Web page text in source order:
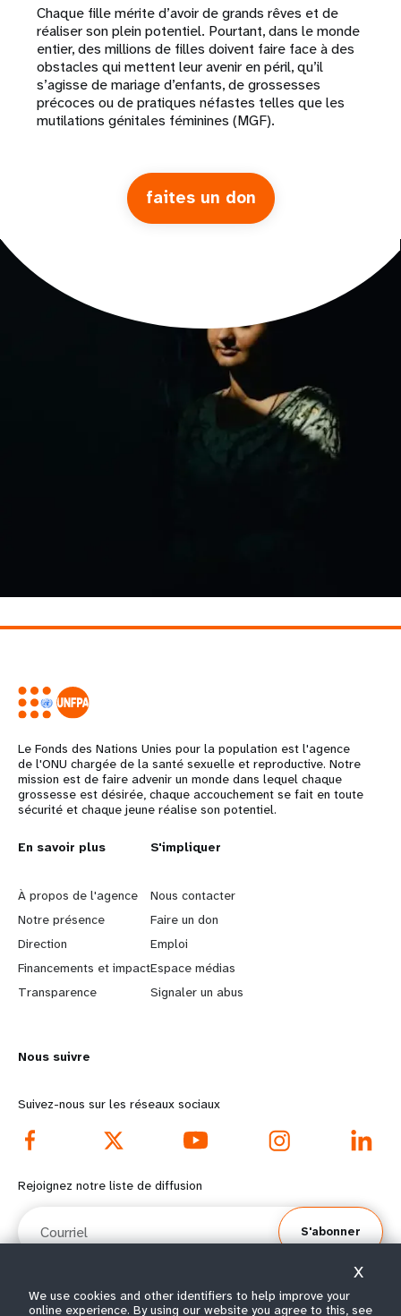
Chaque fille mérite d’avoir de grands rêves et de
réaliser son plein potentiel. Pourtant, dans le monde
entier, des millions de filles doivent faire face à des
obstacles qui mettent leur avenir en péril, qu’il
s’agisse de mariage d’enfants, de grossesses
précoces ou de pratiques néfastes telles que les
mutilations génitales féminines (MGF).
faites un don
Le Fonds des Nations Unies pour la population est l'agence
de l'ONU chargée de la santé sexuelle et reproductive. Notre
mission est de faire advenir un monde dans lequel chaque
grossesse est désirée, chaque accouchement se fait en toute
sécurité et chaque jeune réalise son potentiel.
L
e
a
r
n
o
r
e
f
o
t
En savoir plus
À propos de l'agence
Notre présence
Direction
Financements et impact
Transparence
G
o
b
e
y
d
o
t
e
S'impliquer
Nous contacter
Faire un don
Emploi
Espace médias
Signaler un abus
Nous suivre
Suivez-nous sur les réseaux sociaux
Rejoignez notre liste de diffusion
S'abonner
We use cookies and other identifiers to help improve your
online experience. By using our website you agree to this, see
X